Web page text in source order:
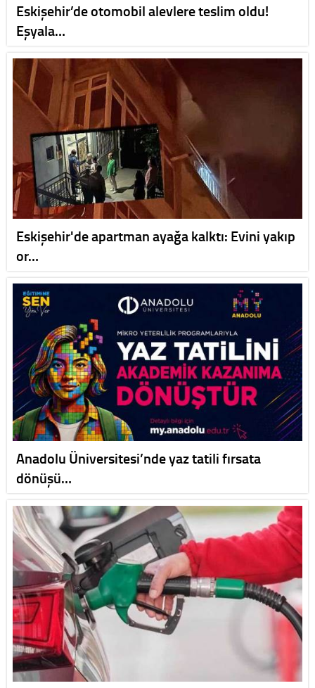
Eskişehir’de otomobil alevlere teslim oldu!
Eşyala…
Eskişehir'de apartman ayağa kalktı: Evini yakıp
or…
Anadolu Üniversitesi’nde yaz tatili fırsata
dönüşü…